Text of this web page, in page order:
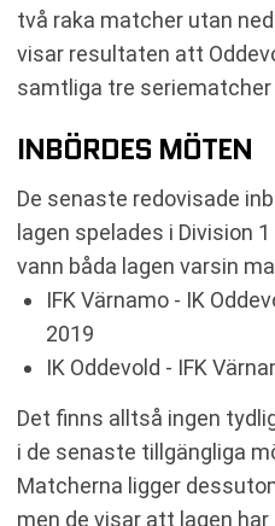
två raka matcher utan
visar resultaten att
samtliga tre
INBÖRDES MÖTEN
De senaste redovisade
lagen spelades i Division
vann båda lagen varsin
IFK Värnamo - IK
2019
IK Oddevold - IFK
Det finns alltså ingen
i de senaste tillgängliga
Matcherna ligger
men de visar att lagen